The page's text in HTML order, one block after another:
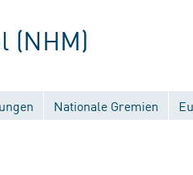
(NHM)
Nationale Gremien